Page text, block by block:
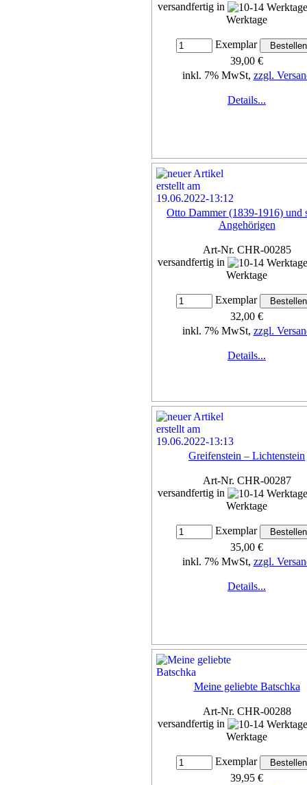
versandfertig in
Werktage
Exemplar
39,00 €
inkl. 7% MwSt, zzgl.
Details...
Otto Dammer (1839-1916) und
Angehörigen
Art-Nr. CHR-00285
versandfertig in
Werktage
Exemplar
32,00 €
inkl. 7% MwSt, zzgl.
Details...
Greifenstein – Lichtenstein
Art-Nr. CHR-00287
versandfertig in
Werktage
Exemplar
35,00 €
inkl. 7% MwSt, zzgl.
Details...
Meine geliebte Batschka
Art-Nr. CHR-00288
versandfertig in
Werktage
Exemplar
39,95 €